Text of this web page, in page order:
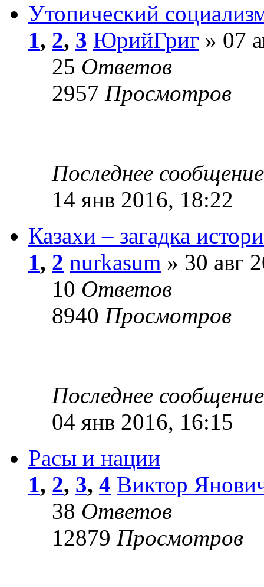
Утопический
1, 2, 3 ЮрийГриг » 07
25 Ответов
2957 Просмотров
Последнее
14 янв 2016, 18:22
Казахи – загадка
1, 2 nurkasum » 30 авг
10 Ответов
8940 Просмотров
Последнее
04 янв 2016, 16:15
Расы и нации
1, 2, 3, 4 Виктор
38 Ответов
12879 Просмотров